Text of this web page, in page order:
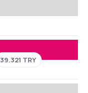
39.321 TRY